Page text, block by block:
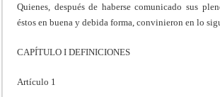
Quienes, después de haberse comunicado sus
éstos en buena y debida forma, convinieron en lo
CAPÍTULO I DEFINICIONES
Artículo 1